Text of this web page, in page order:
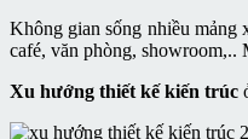
Không gian sống nhiều mảng
café, văn phòng, showroom,..
Xu hướng thiết kế kiến trúc